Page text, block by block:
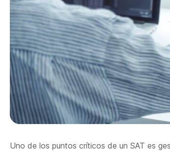
Uno de los puntos críticos de un SAT es